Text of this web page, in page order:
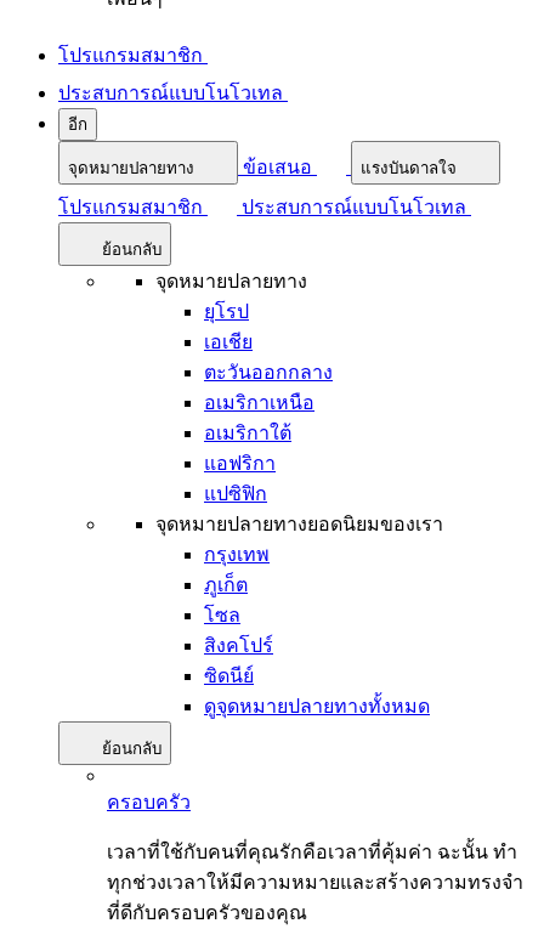
โปรแกรมสมาชิก
ประสบการณ์แบบโนโวเทล
อีก
จุดหมายปลายทาง ข้อเสนอ แรงบันดาลใจ
โปรแกรมสมาชิก ประสบการณ์แบบโนโวเทล
ย้อนกลับ
จุดหมายปลายทาง
ยุโรป
เอเชีย
ตะวันออกกลาง
อเมริกาเหนือ
อเมริกาใต้
แอฟริกา
แปซิฟิก
จุดหมายปลายทางยอดนิยมของเรา
กรุงเทพ
ภูเก็ต
โซล
สิงคโปร์
ซิดนีย์
ดูจุดหมายปลายทางทั้งหมด
ย้อนกลับ
ครอบครัว
เวลาที่ใช้กับคนที่คุณรักคือเวลาที่คุ้มค่า ฉะนั้น ทำ
ทุกช่วงเวลาให้มีความหมายและสร้างความทรงจำ
ที่ดีกับครอบครัวของคุณ